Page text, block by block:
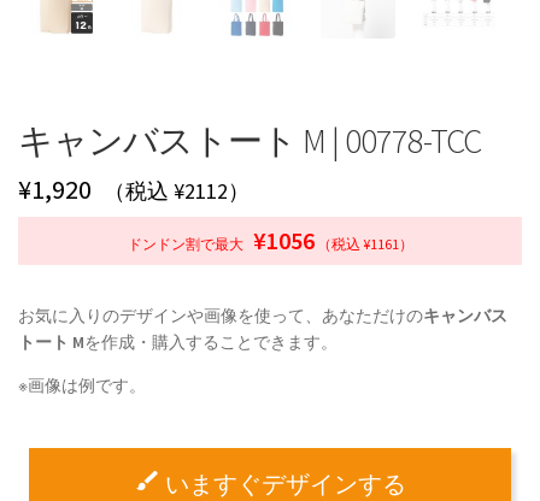
キャンバストート M | 00778-TCC
¥1,920 （税込 ¥2112）
ドンドン割で最大 ¥1056 （税込 ¥1161）
お気に入りのデザインや画像を使って、あなただけのキャンバス
トート Mを作成・購入することできます。
※画像は例です。
いますぐデザインする